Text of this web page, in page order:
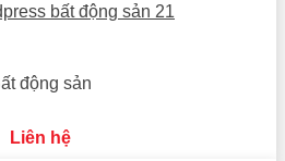
động sản
bất động sản 21
Liên hệ